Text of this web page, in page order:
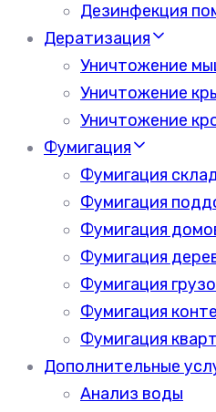
Дезинфекция
Дератизация
Уничтожение
Уничтожение
Уничтожение
Фумигация
Фумигация
Фумигация
Фумигация
Фумигация
Фумигация
Фумигация
Фумигация
Дополнительные
Анализ воды